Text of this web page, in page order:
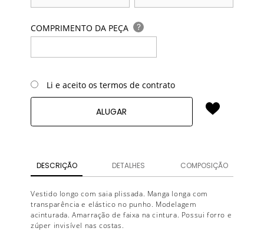
COMPRIMENTO DA PEÇA ?
Li e aceito os termos de contrato
ALUGAR
DESCRIÇÃO DETALHES COMPOSIÇÃO
Vestido longo com saia plissada. Manga longa com
transparência e elástico no punho. Modelagem
acinturada. Amarração de faixa na cintura. Possui forro e
zúper invisível nas costas.